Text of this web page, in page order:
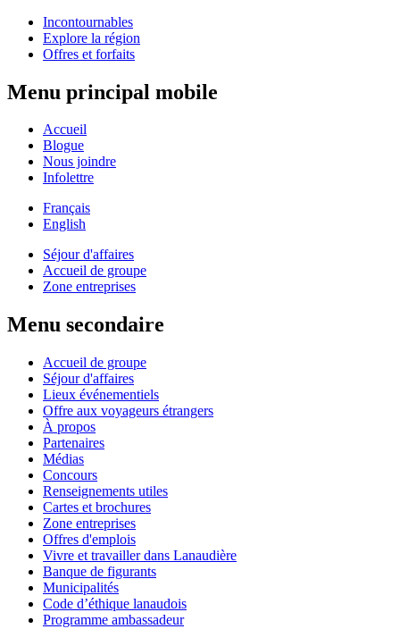
Incontournables
Explore la région
Offres et forfaits
Menu principal mobile
Accueil
Blogue
Nous joindre
Infolettre
Français
English
Séjour d'affaires
Accueil de groupe
Zone entreprises
Menu secondaire
Accueil de groupe
Séjour d'affaires
Lieux événementiels
Offre aux voyageurs étrangers
À propos
Partenaires
Médias
Concours
Renseignements utiles
Cartes et brochures
Zone entreprises
Offres d'emplois
Vivre et travailler dans Lanaudière
Banque de figurants
Municipalités
Code d’éthique lanaudois
Programme ambassadeur